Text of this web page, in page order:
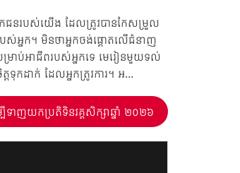
ជនរបស់យើង ដែលត្រូវបានកែសម្រួល
អ្នក។ មិនថាអ្នកចង់ផ្តោតលើជំនាញ
រាប់អាជីពរបស់អ្នកទេ មេរៀនមួយទល់
កដាក់ ដែលអ្នកត្រូវការ។ អ...
បីទាញយកប្រតិទិនវគ្គសិក្សាឆ្នាំ ២០២៦